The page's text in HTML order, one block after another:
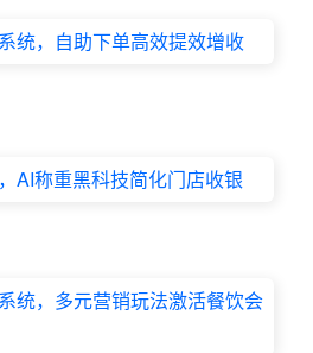
统，自助下单高效提效增收
AI称重黑科技简化门店收银
统，多元营销玩法激活餐饮会